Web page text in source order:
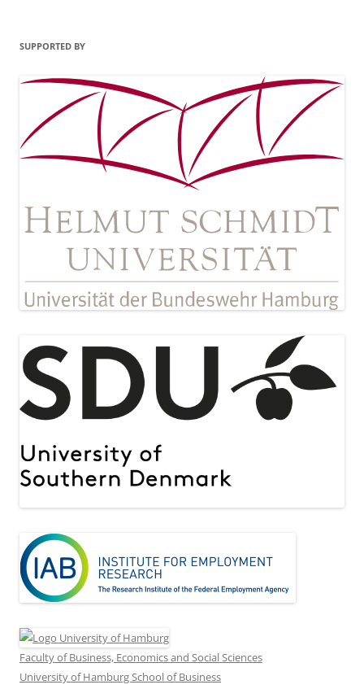
SUPPORTED BY
Faculty of Business, Economics and Social Sciences
University of Hamburg School of Business